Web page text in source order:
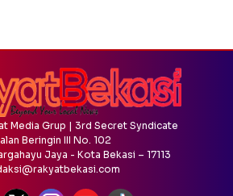
Media Grup | 3rd Secret Syndicate
Beringin III No. 102
Jaya - Kota Bekasi – 17113